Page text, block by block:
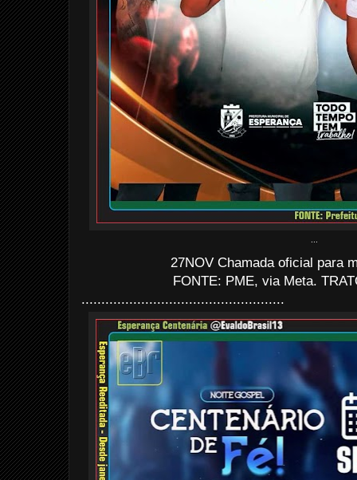
27NOV Chamada oficial para
FONTE: PME, via Meta.
...................................................